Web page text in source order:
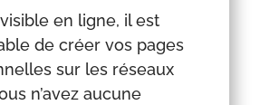
en ligne, il est
de créer vos pages
sur les réseaux
n’avez aucune